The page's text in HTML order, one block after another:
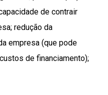
de contrair
redução da
empresa (que pode
de financiamento);